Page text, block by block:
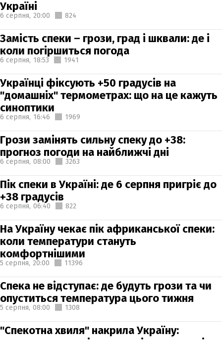
Україні
6 серпня, 20:00 824
Замість спеки – грози, град і шквали: де і
коли погіршиться погода
6 серпня, 18:53 1941
Українці фіксують +50 градусів на
"домашніх" термометрах: що на це кажуть
синоптики
6 серпня, 16:46 1969
Грози замінять сильну спеку до +38:
прогноз погоди на найближчі дні
6 серпня, 08:00 3263
Пік спеки в Україні: де 6 серпня пригріє до
+38 градусів
6 серпня, 06:40 822
На Україну чекає пік африканської спеки:
коли температури стануть
комфортнішими
5 серпня, 20:00 11396
Спека не відступає: де будуть грози та чи
опуститься температура цього тижня
5 серпня, 08:00 1308
"Спекотна хвиля" накрила Україну: